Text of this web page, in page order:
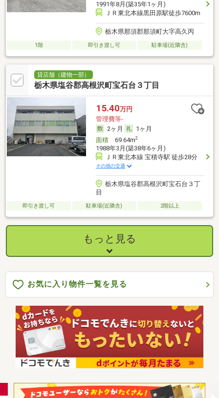
1991年8月(築35年1ヶ月)
ＪＲ東北本線黒田原駅徒歩7600m
栃木県那須郡那須町大字高久丙
1階 即引き渡し可 駐車場(近隣含)
貸店舗（建物一部）
栃木県塩谷郡高根沢町宝石台３丁目
15.40万円
管理費等-
2ヶ月
1ヶ月
面積69.64m2
1988年3月(築38年6ヶ月)
ＪＲ東北本線 宝積寺駅 徒歩28分
その他の交通
栃木県塩谷郡高根沢町宝石台３丁
目
即引き渡し可 駐車場(近隣含) 2階以上
もっと見る
お気に入り物件一覧を見る